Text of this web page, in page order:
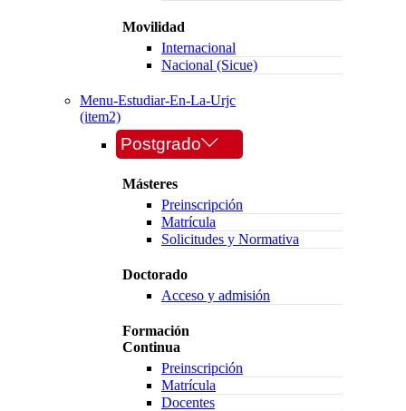
Movilidad
Internacional
Nacional (Sicue)
Menu-Estudiar-En-La-Urjc
(item2)
Postgrado
Másteres
Preinscripción
Matrícula
Solicitudes y Normativa
Doctorado
Acceso y admisión
Formación
Continua
Preinscripción
Matrícula
Docentes